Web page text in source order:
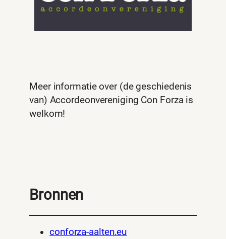
Meer informatie over (de geschiedenis
van) Accordeonvereniging Con Forza is
welkom!
Bronnen
conforza-aalten.eu